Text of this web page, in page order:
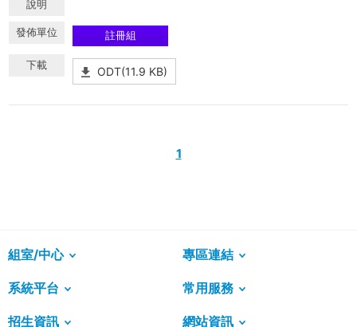
註冊組
ODT(11.9 KB)
1
組室/中心 專區連結
系統平台 常用服務
招生資訊 網站資訊